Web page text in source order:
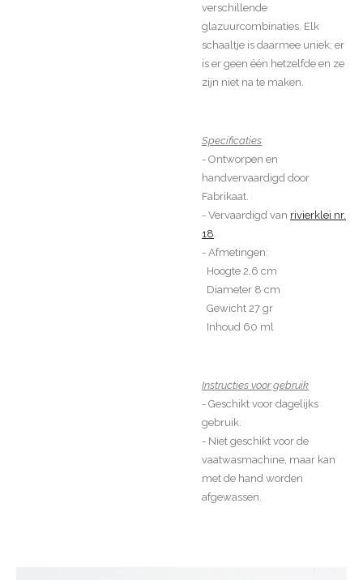
verschillende
glazuurcombinaties. Elk
schaaltje is daarmee uniek; er
is er geen één hetzelfde en ze
zijn niet na te maken.
Specificaties
- Ontworpen en
handvervaardigd door
Fabrikaat.
- Vervaardigd van rivierklei nr.
18
- Afmetingen:
Hoogte 2,6 cm
Diameter 8 cm
Gewicht 27 gr
Inhoud 60 ml
Instructies voor gebruik
- Geschikt voor dagelijks
gebruik.
- Niet geschikt voor de
vaatwasmachine, maar kan
met de hand worden
afgewassen.